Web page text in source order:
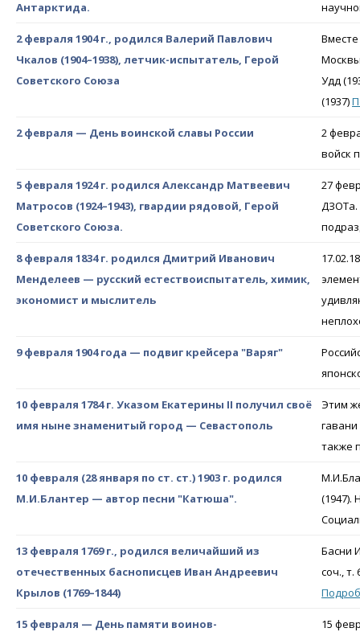
Антарктида.
2 февраля 1904 г., родился Валерий Павлович
Чкалов (1904–1938), летчик-испытатель, Герой
Советского Союза
Удд
(1937)
2 февраля — День воинской славы России
2
войск
5 февраля 1924 г. родился Александр Матвеевич
Матросов (1924–1943), гвардии рядовой, Герой
Советского Союза.
27
ДЗОТа.
8 февраля 1834 г. родился Дмитрий Иванович
Менделеев — русский естествоиспытатель, химик,
экономист и мыслитель
9 февраля 1904 года — подвиг крейсера "Варяг"
10 февраля 1784 г. Указом Екатерины II получил своё
имя ныне знаменитый город — Севастополь
Этим
также
10 февраля (28 января по ст. ст.) 1903 г. родился
М.И.Блантер — автор песни "Катюша".
(1947).
13 февраля 1769 г., родился величайший из
отечественных баснописцев Иван Андреевич
Крылов (1769–1844)
Басни
соч.,
15 февраля — День памяти воинов-
15